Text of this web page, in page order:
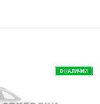
В НАЛИЧИИ